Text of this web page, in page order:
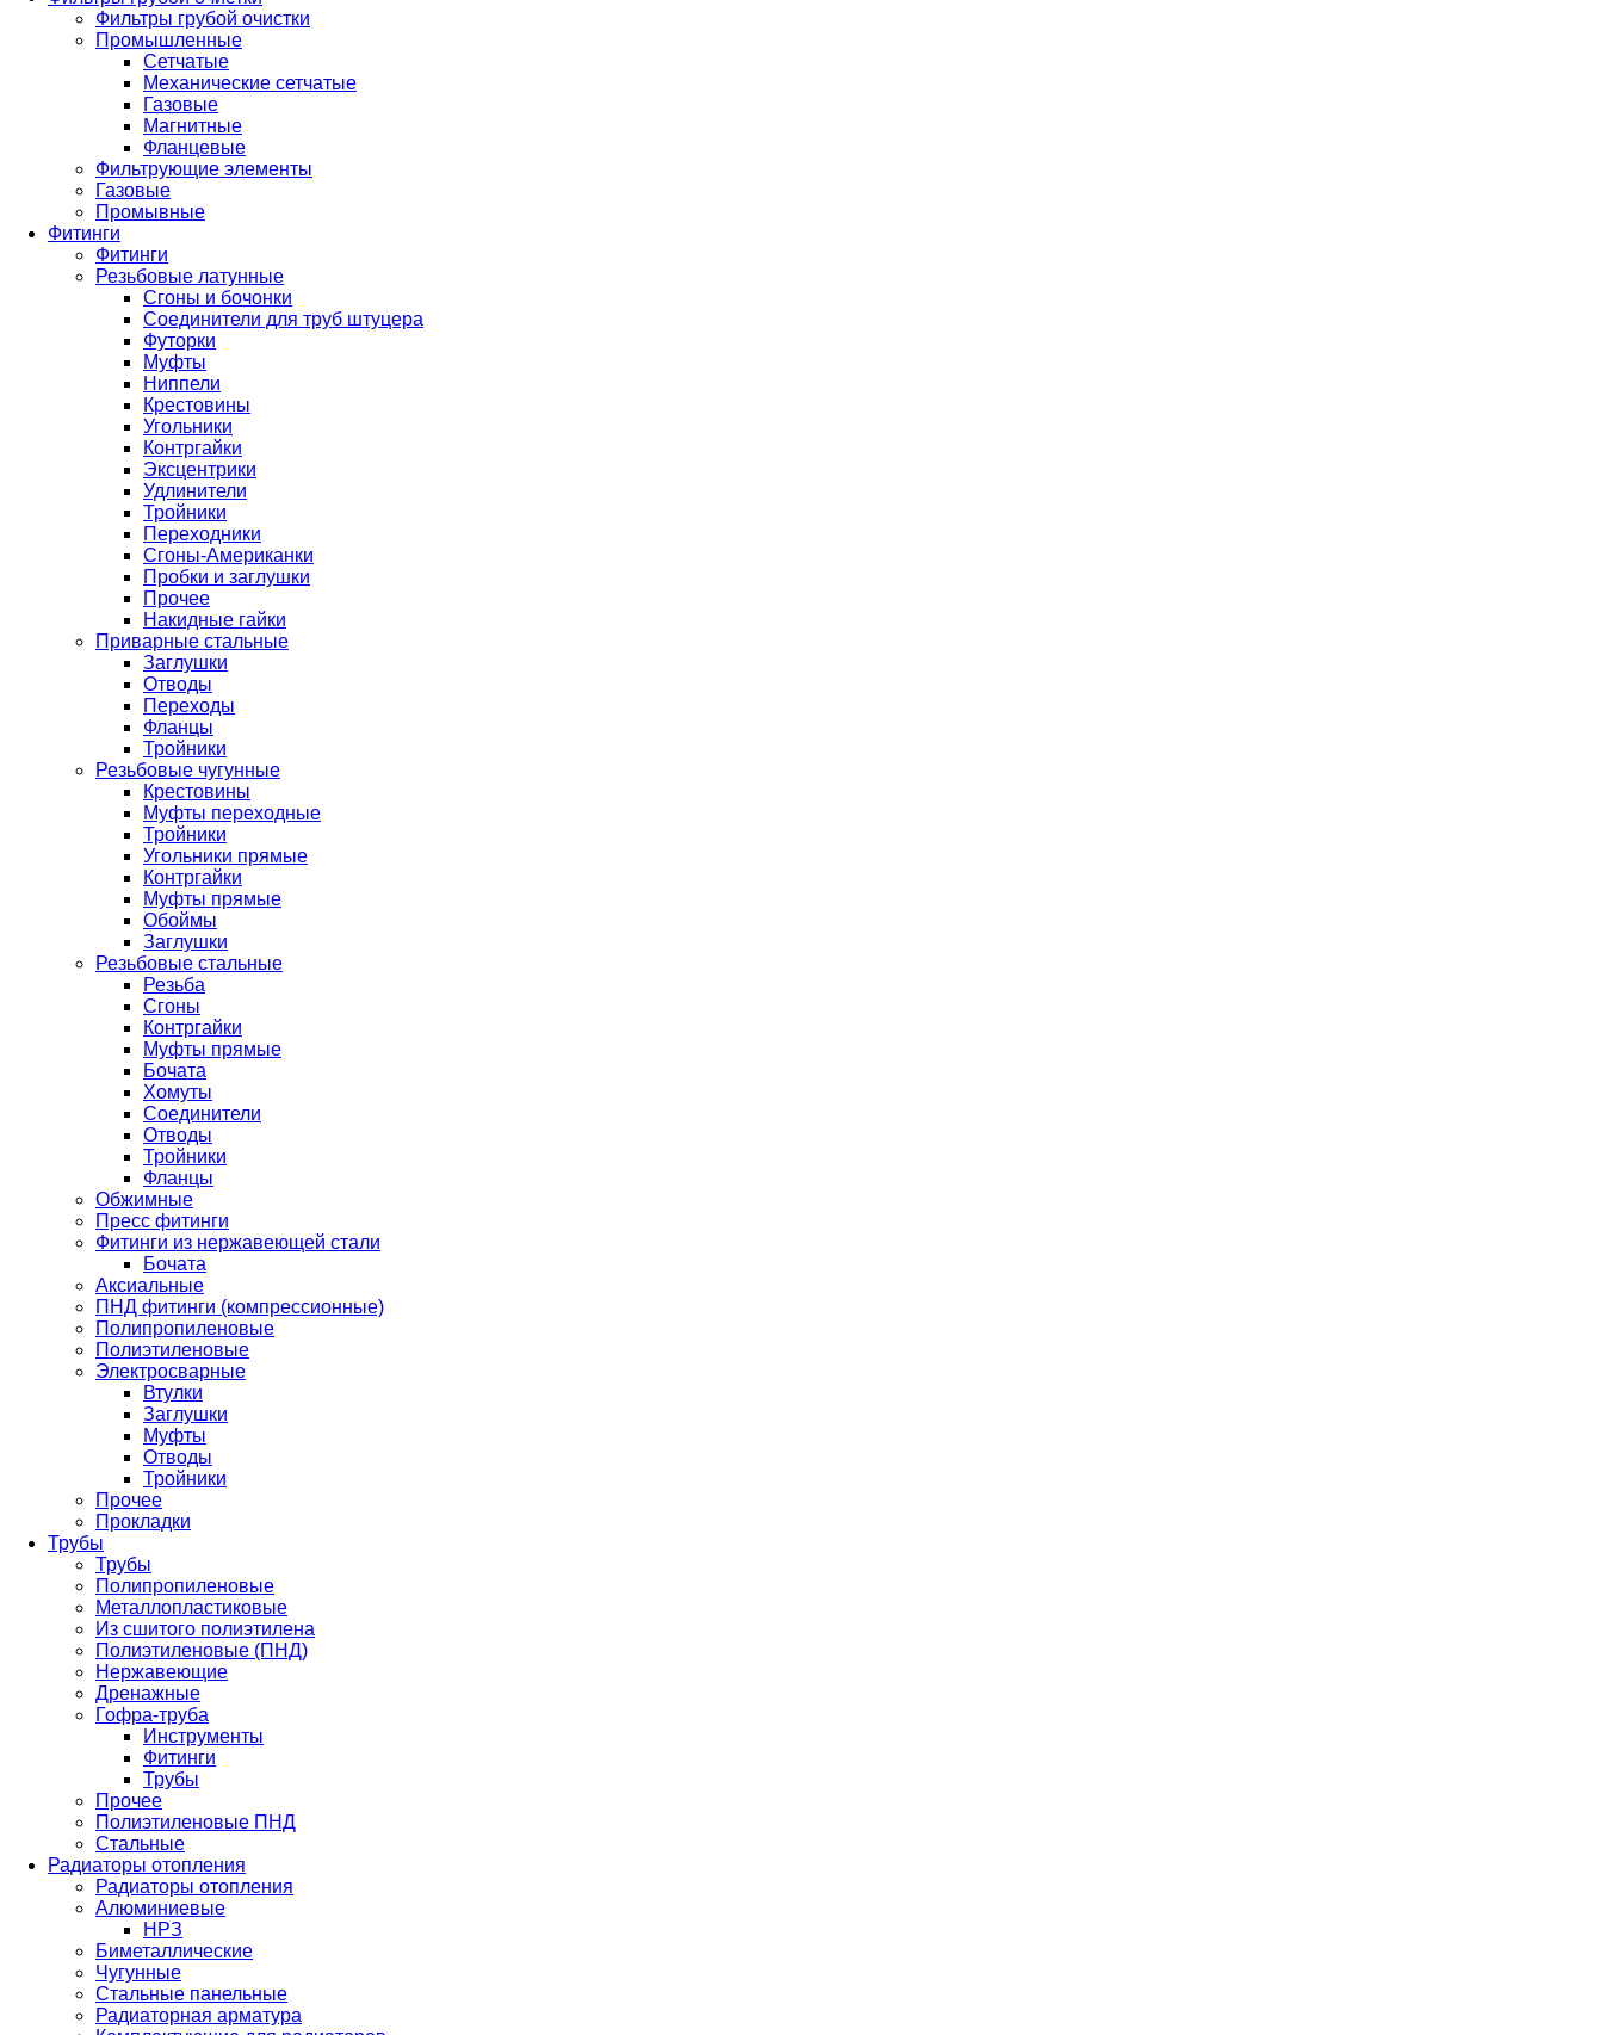
Фильтры грубой очистки
Промышленные
Сетчатые
Механические сетчатые
Газовые
Магнитные
Фланцевые
Фильтрующие элементы
Газовые
Промывные
Фитинги
Фитинги
Резьбовые латунные
Сгоны и бочонки
Соединители для труб штуцера
Футорки
Муфты
Ниппели
Крестовины
Угольники
Контргайки
Эксцентрики
Удлинители
Тройники
Переходники
Сгоны-Американки
Пробки и заглушки
Прочее
Накидные гайки
Приварные стальные
Заглушки
Отводы
Переходы
Фланцы
Тройники
Резьбовые чугунные
Крестовины
Муфты переходные
Тройники
Угольники прямые
Контргайки
Муфты прямые
Обоймы
Заглушки
Резьбовые стальные
Резьба
Сгоны
Контргайки
Муфты прямые
Бочата
Хомуты
Соединители
Отводы
Тройники
Фланцы
Обжимные
Пресс фитинги
Фитинги из нержавеющей стали
Бочата
Аксиальные
ПНД фитинги (компрессионные)
Полипропиленовые
Полиэтиленовые
Электросварные
Втулки
Заглушки
Муфты
Отводы
Тройники
Прочее
Прокладки
Трубы
Трубы
Полипропиленовые
Металлопластиковые
Из сшитого полиэтилена
Полиэтиленовые (ПНД)
Нержавеющие
Дренажные
Гофра-труба
Инструменты
Фитинги
Трубы
Прочее
Полиэтиленовые ПНД
Стальные
Радиаторы отопления
Радиаторы отопления
Алюминиевые
НРЗ
Биметаллические
Чугунные
Стальные панельные
Радиаторная арматура